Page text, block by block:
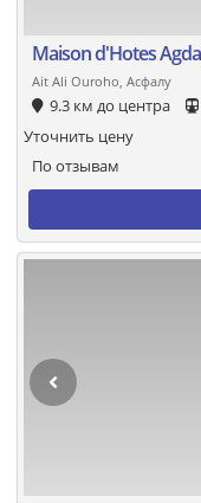
Maison d'Hotes
Ait Ali Ouroho, Асфалу
9.3 км до центра
По отзывам
Уточнить цену